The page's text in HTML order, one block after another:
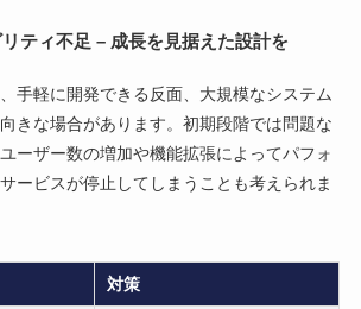
ティ不足 – 成長を見据えた設計を
手軽に開発できる反面、大規模なシステム
きな場合があります。初期段階では問題な
ーザー数の増加や機能拡張によってパフォ
ービスが停止してしまうことも考えられま
対策